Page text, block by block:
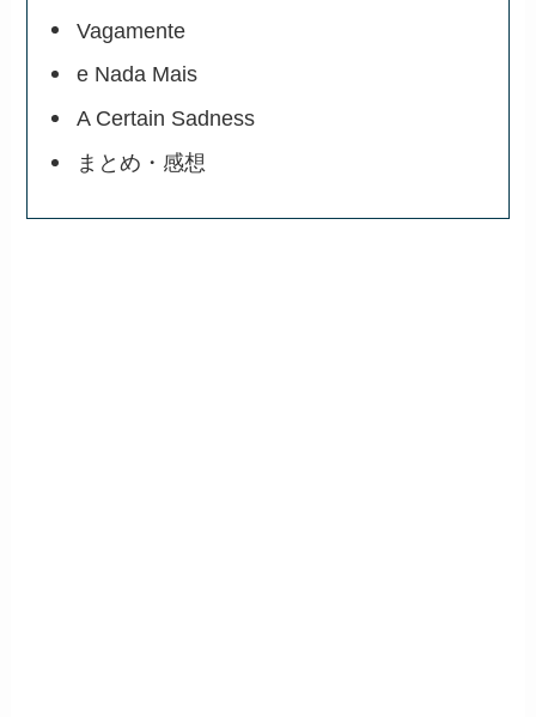
Vagamente
e Nada Mais
A Certain Sadness
まとめ・感想